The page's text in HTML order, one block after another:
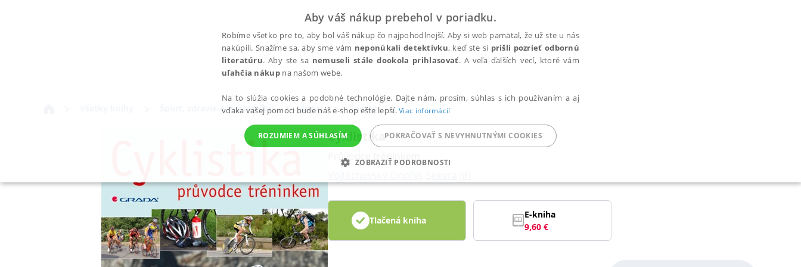
Šport, zdravie a životný štýl Šport Športy
Cyklistika
Průvodce tréninkem
Tlačená kniha
E-kniha
9,60 €
Aby váš nákup prebehol v poriadku.
Robíme všetko pre to, aby bol váš nákup čo najpohodlnejší. Aby si web pamätal, že už ste u nás
nakúpili. Snažíme sa, aby sme vám neponúkali detektívku, keď ste si prišli pozrieť odbornú
literatúru. Aby ste sa nemuseli stále dookola prihlasovať. A veľa ďalších vecí, ktoré vám
uľahčia nákupna našom webe.
Na to slúžia cookies a podobné technológie. Dajte nám, prosím, súhlas s ich používaním a aj
vďaka vašej pomoci bude náš e-shop ešte lepší.Viac informácií
ROZUMIEM A SÚHLASÍM POKRAČOVAŤ S NEVYHNUTNÝMI COOKIES
ZOBRAZIŤ PODROBNOSTI
POTREBNÉ ANALYTICKÉ MARKETINGOVÉ FUNKČNÉ NEZARADENÉ SÚBORY
Potrebné Analytické
Nevyhnutné súbory cookie umožňujú základné funkcie webovej stránky, ako je prihlásenie používateľa a správa účtu. Bez nevyhnutných súborov cookie nie je možné webové stránky správne používať.